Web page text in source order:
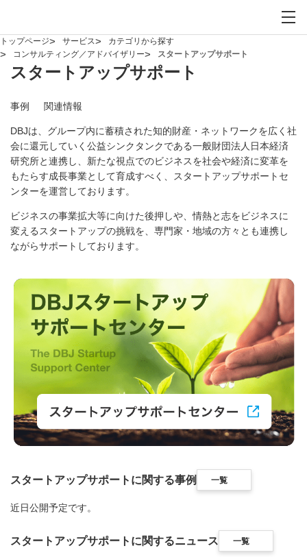
トップページ サービス
カテゴリから探す
コンサルティング／アドバイザリー
スタートアップサポート
スタートアップサポート
事例 関連情報
DBJは、グループ内に蓄積された知的財産・ネットワークを広く社
会に還元していく公益シンクタンクである一般財団法人日本経済
研究所と連携し、新たな視点でのビジネスを社会や経済に変革を
もたらす成長事業として育成すべく、スタートアップサポートセ
ンターを運営しております。
ビジネスの事業拡大等に向けた後押しや、情熱と志をビジネスに
変えるスタートアップの挑戦を、専門家・地域の方々とも連携し
ながらサポートしております。
スタートアップサポートに関する事例 一覧
近日公開予定です。
スタートアップサポートに関するニュース 一覧